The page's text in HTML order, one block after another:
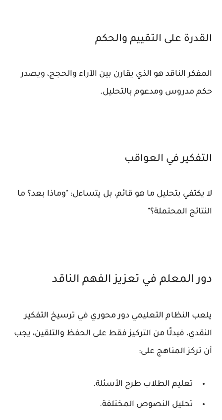
القدرة على التقييم والحكم
المفكر الناقد هو الذي يقارن بين الآراء والحجج، ويصدر
حكم مدروس ومدعوم بالتحليل.
التفكير في العواقب
لا يكتفي بتحليل ما هو قائم، بل يتساءل: "وماذا بعد؟ ما
النتائج المحتملة؟"
دور المعلم في تعزيز الفهم الناقد
يلعب النظام التعليمي دور محوري في ترسيخ التفكير
النقدي، فبدلًا من التركيز فقط على الحفظ والتلقين، يجب
أن تركز المناهج على:
تعليم الطلاب طرح الأسئلة.
تحليل النصوص المختلفة.